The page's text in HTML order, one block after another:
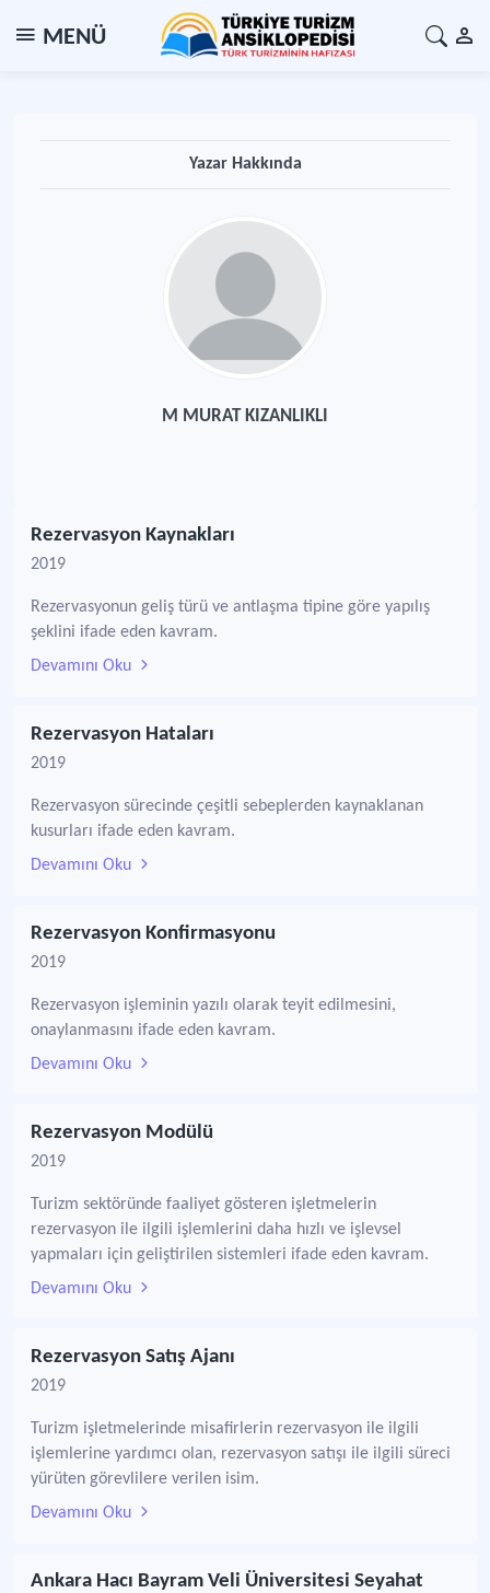
MENÜ
Yazar Hakkında
M MURAT KIZANLIKLI
Rezervasyon Kaynakları
2019
Rezervasyonun geliş türü ve antlaşma tipine göre yapılış
şeklini ifade eden kavram.
Devamını Oku
Rezervasyon Hataları
2019
Rezervasyon sürecinde çeşitli sebeplerden kaynaklanan
kusurları ifade eden kavram.
Devamını Oku
Rezervasyon Konfirmasyonu
2019
Rezervasyon işleminin yazılı olarak teyit edilmesini,
onaylanmasını ifade eden kavram.
Devamını Oku
Rezervasyon Modülü
2019
Turizm sektöründe faaliyet gösteren işletmelerin
rezervasyon ile ilgili işlemlerini daha hızlı ve işlevsel
yapmaları için geliştirilen sistemleri ifade eden kavram.
Devamını Oku
Rezervasyon Satış Ajanı
2019
Turizm işletmelerinde misafirlerin rezervasyon ile ilgili
işlemlerine yardımcı olan, rezervasyon satışı ile ilgili süreci
yürüten görevlilere verilen isim.
Devamını Oku
Ankara Hacı Bayram Veli Üniversitesi Seyahat